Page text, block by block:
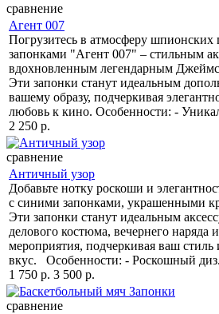
сравнение
Агент 007
Погрузитесь в атмосферу
запонками "Агент 007" – стильным
вдохновленным легендарным
Эти запонки станут идеальным
вашему образу, подчеркивая
любовь к кино. Особенности: -
2 250 р.
сравнение
Античный узор
Добавьте нотку роскоши и
с синими запонками, украшенными
Эти запонки станут идеальным
делового костюма, вечернего наряда
мероприятия, подчеркивая ваш
вкус. Особенности: - Роскошный
1 750 р. 3 500 р.
сравнение